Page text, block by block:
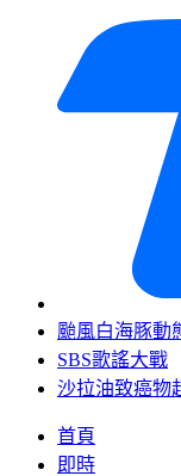
颱風白海豚動
SBS歌謠大戰
沙拉油致癌物
首頁
即時